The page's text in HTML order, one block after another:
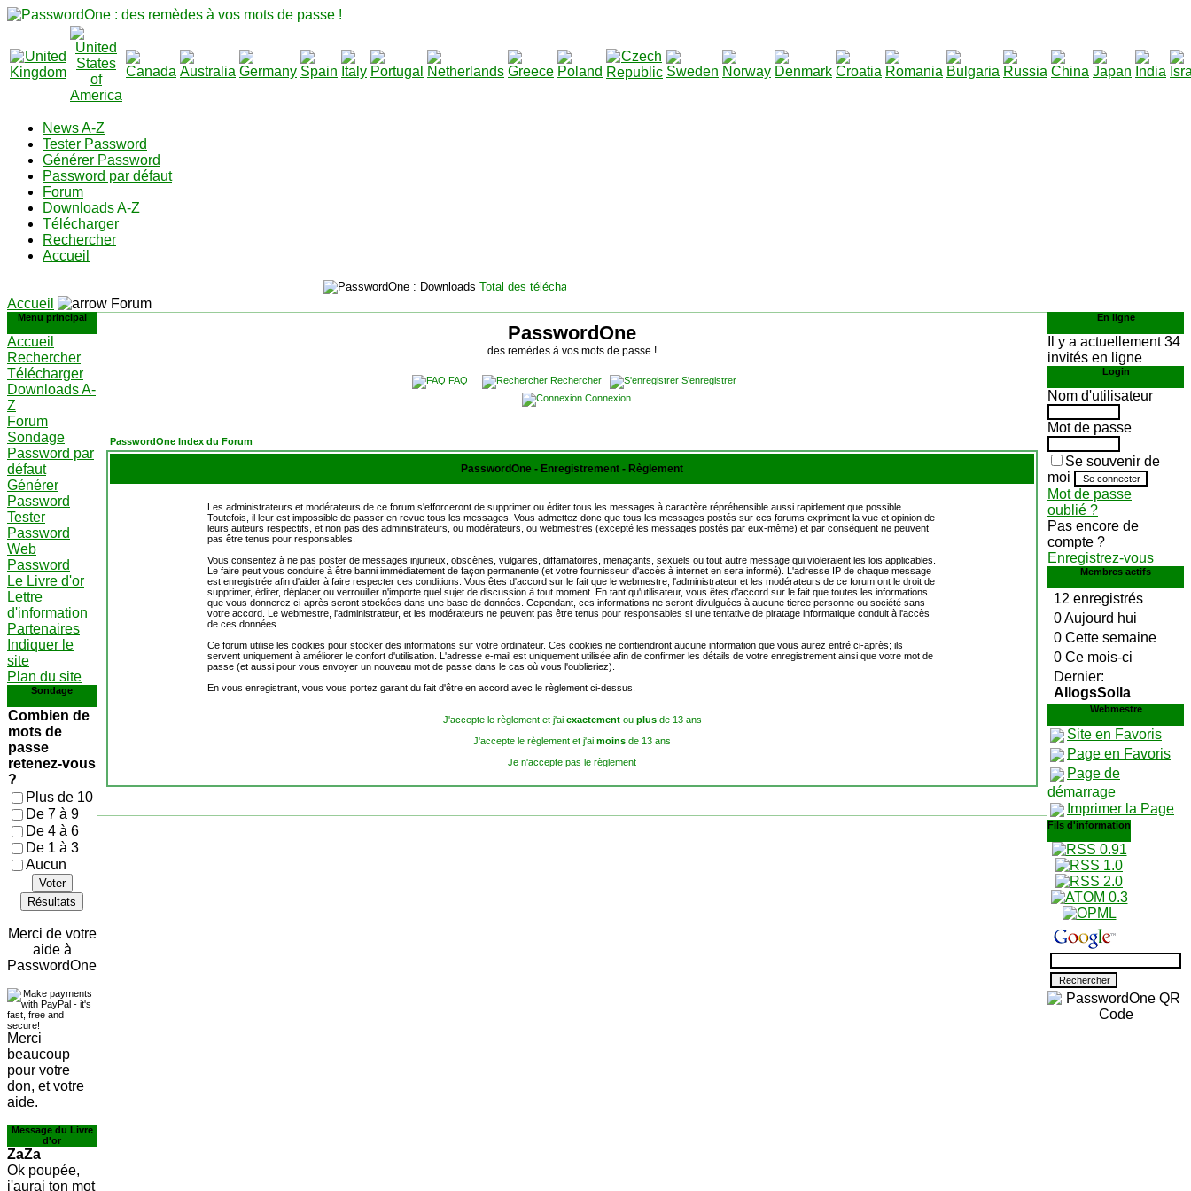
News A-Z
Tester Password
Générer Password
Password par défaut
Forum
Downloads A-Z
Télécharger
Rechercher
Accueil
Total des téléchargements
Accueil
Forum
Menu principal
Accueil
Rechercher
Télécharger
Downloads A-
Z
Forum
Sondage
Password par
défaut
Générer
Password
Tester
Password
Web
Password
Le Livre d'or
Lettre
d'information
Partenaires
Indiquer le
site
Plan du site
Sondage
Combien de
mots de
passe
retenez-vous
?
Plus de 10
De 7 à 9
De 4 à 6
De 1 à 3
Aucun
Voter
Résultats
Merci de votre
aide à
PasswordOne
Merci
beaucoup
pour votre
don, et votre
aide.
Message du Livre
d'or
ZaZa
Ok poupée,
j'aurai ton mot
PasswordOne
des remèdes à vos mots de passe !
FAQ Rechercher
S'enregistrer
Connexion
PasswordOne Index du Forum
PasswordOne - Enregistrement - Règlement
Les administrateurs et modérateurs de ce forum s'efforceront de supprimer ou éditer tous les messages à caractère répréhensible aussi rapidement que possible.
Toutefois, il leur est impossible de passer en revue tous les messages. Vous admettez donc que tous les messages postés sur ces forums expriment la vue et opinion de
leurs auteurs respectifs, et non pas des administrateurs, ou modérateurs, ou webmestres (excepté les messages postés par eux-même) et par conséquent ne peuvent
pas être tenus pour responsables.
Vous consentez à ne pas poster de messages injurieux, obscènes, vulgaires, diffamatoires, menaçants, sexuels ou tout autre message qui violeraient les lois applicables.
Le faire peut vous conduire à être banni immédiatement de façon permanente (et votre fournisseur d'accès à internet en sera informé). L'adresse IP de chaque message
est enregistrée afin d'aider à faire respecter ces conditions. Vous êtes d'accord sur le fait que le webmestre, l'administrateur et les modérateurs de ce forum ont le droit de
supprimer, éditer, déplacer ou verrouiller n'importe quel sujet de discussion à tout moment. En tant qu'utilisateur, vous êtes d'accord sur le fait que toutes les informations
que vous donnerez ci-après seront stockées dans une base de données. Cependant, ces informations ne seront divulguées à aucune tierce personne ou société sans
votre accord. Le webmestre, l'administrateur, et les modérateurs ne peuvent pas être tenus pour responsables si une tentative de piratage informatique conduit à l'accès
de ces données.
Ce forum utilise les cookies pour stocker des informations sur votre ordinateur. Ces cookies ne contiendront aucune information que vous aurez entré ci-après; ils
servent uniquement à améliorer le confort d'utilisation. L'adresse e-mail est uniquement utilisée afin de confirmer les détails de votre enregistrement ainsi que votre mot de
passe (et aussi pour vous envoyer un nouveau mot de passe dans le cas où vous l'oublieriez).
En vous enregistrant, vous vous portez garant du fait d'être en accord avec le règlement ci-dessus.
J'accepte le règlement et j'ai exactementou plusde 13 ans
J'accepte le règlement et j'ai moins de 13 ans
Je n'accepte pas le règlement
En ligne
Il y a actuellement 34
invités en ligne
Login
Nom d'utilisateur
Mot de passe
Se souvenir de
moi
Mot de passe
oublié ?
Pas encore de
compte ?
Enregistrez-vous
Membres actifs
12 enregistrés
0 Aujourd hui
0 Cette semaine
0 Ce mois-ci
Dernier:
AllogsSolla
Webmestre
Site en Favoris
Page en Favoris
Page de
démarrage
Imprimer la Page
Fils d'information